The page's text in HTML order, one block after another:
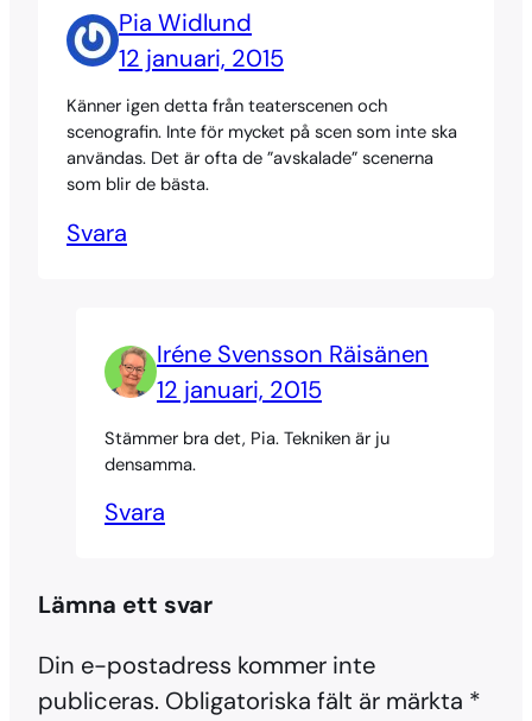
Pia Widlund
12 januari, 2015
Känner igen detta från teaterscenen och
scenografin. Inte för mycket på scen som inte ska
användas. Det är ofta de ”avskalade” scenerna
som blir de bästa.
Svara
Iréne Svensson Räisänen
12 januari, 2015
Stämmer bra det, Pia. Tekniken är ju
densamma.
Svara
Lämna ett svar
Din e-postadress kommer inte
publiceras. Obligatoriska fält är märkta *